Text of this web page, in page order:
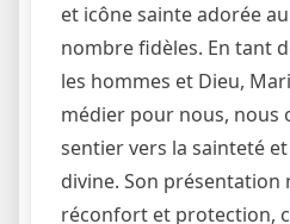
et icône sainte adorée
nombre fidèles. En tant
les hommes et Dieu,
médier pour nous, nous
sentier vers la sainteté
divine. Son
réconfort et protection,